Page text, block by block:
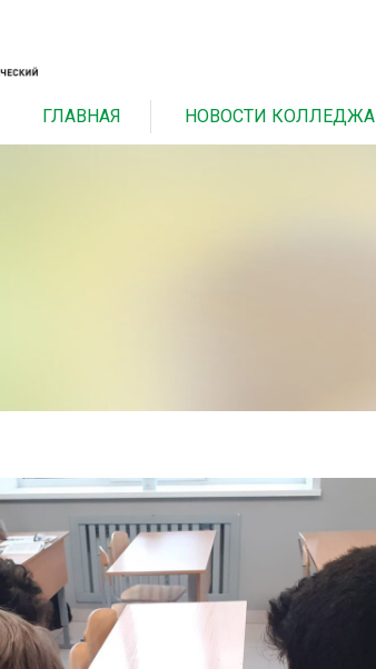
ГЛАВНАЯ НОВОСТИ КОЛЛЕДЖА